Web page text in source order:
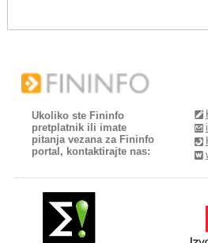
Ukoliko ste Fininfo
pretplatnik ili imate
pitanja vezana za Fininfo
portal, kontaktirajte nas: